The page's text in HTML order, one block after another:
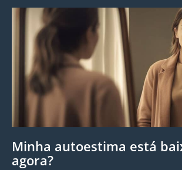
Minha autoestima está
agora?